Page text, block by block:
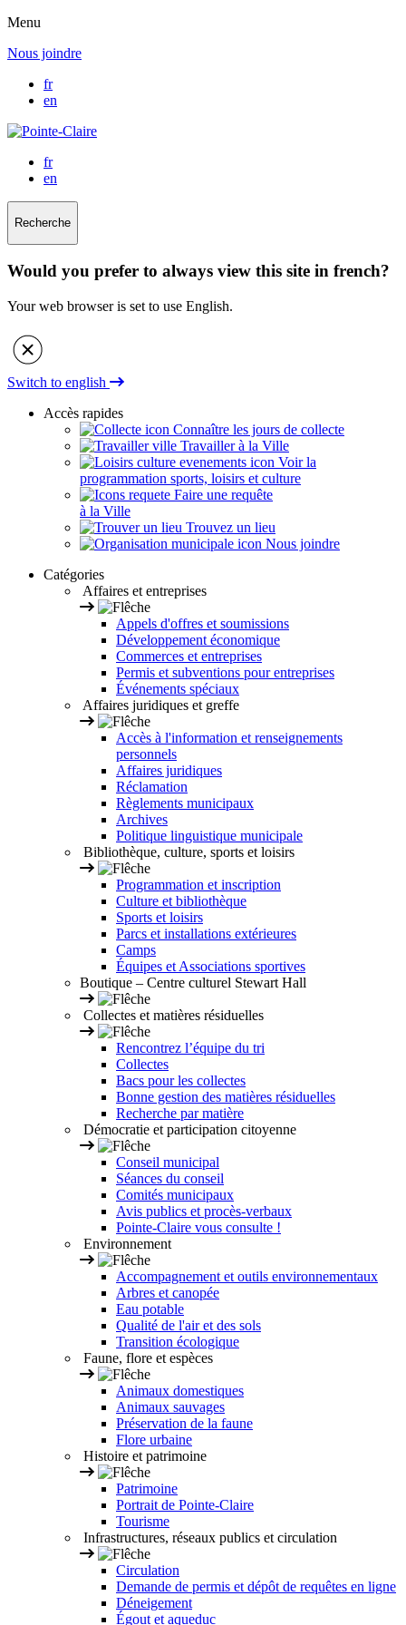
Menu
Nous joindre
fr
en
fr
en
Recherche
Would you prefer to always view this site in french?
Your web browser is set to use English.
Switch to english
Accès rapides
Connaître les jours de collecte
Travailler à la Ville
Voir la
programmation sports, loisirs et culture
Faire une requête
à la Ville
Trouvez un lieu
Nous joindre
Catégories
Affaires et entreprises
Appels d'offres et soumissions
Développement économique
Commerces et entreprises
Permis et subventions pour entreprises
Événements spéciaux
Affaires juridiques et greffe
Accès à l'information et renseignements
personnels
Affaires juridiques
Réclamation
Règlements municipaux
Archives
Politique linguistique municipale
Bibliothèque, culture, sports et loisirs
Programmation et inscription
Culture et bibliothèque
Sports et loisirs
Parcs et installations extérieures
Camps
Équipes et Associations sportives
Boutique – Centre culturel Stewart Hall
Collectes et matières résiduelles
Rencontrez l’équipe du tri
Collectes
Bacs pour les collectes
Bonne gestion des matières résiduelles
Recherche par matière
Démocratie et participation citoyenne
Conseil municipal
Séances du conseil
Comités municipaux
Avis publics et procès-verbaux
Pointe-Claire vous consulte !
Environnement
Accompagnement et outils environnementaux
Arbres et canopée
Eau potable
Qualité de l'air et des sols
Transition écologique
Faune, flore et espèces
Animaux domestiques
Animaux sauvages
Préservation de la faune
Flore urbaine
Histoire et patrimoine
Patrimoine
Portrait de Pointe-Claire
Tourisme
Infrastructures, réseaux publics et circulation
Circulation
Demande de permis et dépôt de requêtes en ligne
Déneigement
Égout et aqueduc